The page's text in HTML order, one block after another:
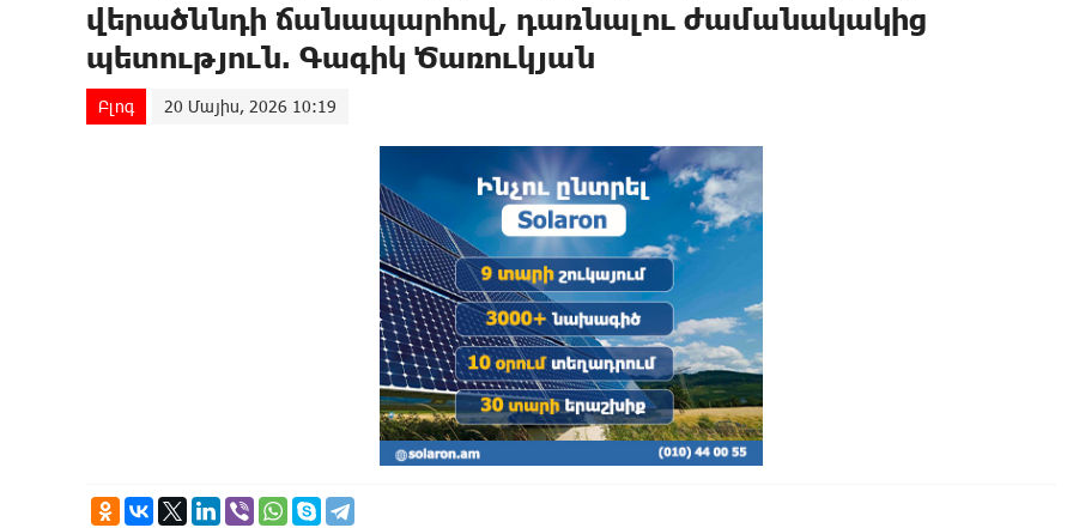
վերածննդի ճանապարհով, դառնալու ժամանակակից
պետություն. Գագիկ Ծառուկյան
Բլոգ 20 Մայիս, 2026 10:19